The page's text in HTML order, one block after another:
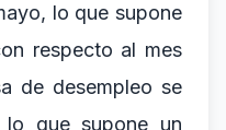
lo que supone
respecto al mes
de desempleo se
lo que supone un